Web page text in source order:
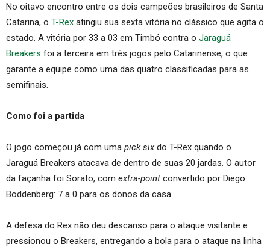
No oitavo encontro entre os dois campeões brasileiros de Santa
Catarina, o T-Rex atingiu sua sexta vitória no clássico que agita o
estado. A vitória por 33 a 03 em Timbó contra o Jaraguá
Breakers foi a terceira em três jogos pelo Catarinense, o que
garante a equipe como uma das quatro classificadas para as
semifinais.
Como foi a partida
O jogo começou já com uma pick sixdo T-Rex quando o
Jaraguá Breakers atacava de dentro de suas 20 jardas. O autor
da façanha foi Sorato, com extra-point convertido por Diego
Boddenberg: 7 a 0 para os donos da casa
A defesa do Rex não deu descanso para o ataque visitante e
pressionou o Breakers, entregando a bola para o ataque na linha